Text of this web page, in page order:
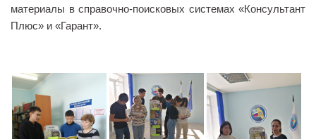
Библиотека
Социальная поддержка студентов
Центр содействия трудоустройству выпускников
График учебного процесса
материалы в справочно-поисковых системах «Консультант
Плюс» и «Гарант».